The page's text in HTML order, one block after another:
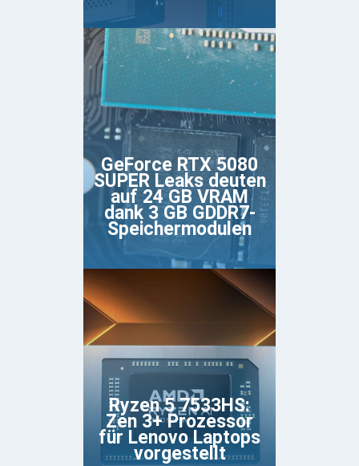
GeForce RTX 5080
SUPER Leaks deuten
auf 24 GB VRAM
dank 3 GB GDDR7-
Speichermodulen
Ryzen 5 7533HS:
Zen 3+ Prozessor
für Lenovo Laptops
vorgestellt